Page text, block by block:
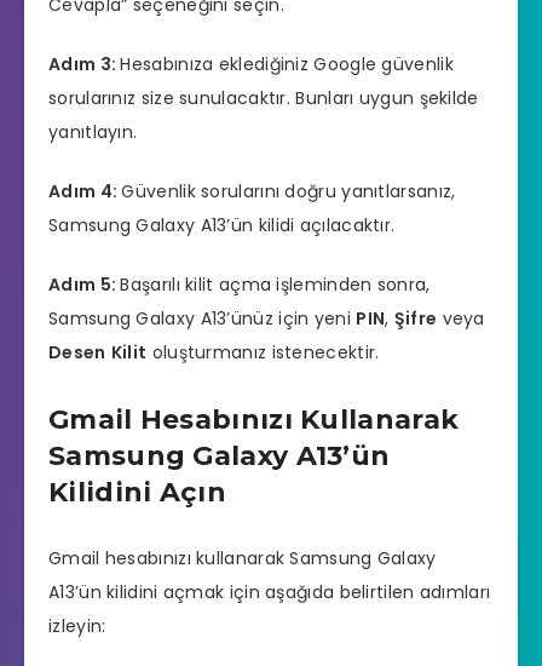
Cevapla” seçeneğini seçin.
Adım 3:Hesabınıza eklediğiniz Google güvenlik
sorularınız size sunulacaktır. Bunları uygun şekilde
yanıtlayın.
Adım 4:Güvenlik sorularını doğru yanıtlarsanız,
Samsung Galaxy A13’ün kilidi açılacaktır.
Adım 5:Başarılı kilit açma işleminden sonra,
Samsung Galaxy A13’ünüz için yeni PIN, Şifre veya
Desen Kilit oluşturmanız istenecektir.
Gmail Hesabınızı Kullanarak
Samsung Galaxy A13’ün
Kilidini Açın
Gmail hesabınızı kullanarak Samsung Galaxy
A13’ün kilidini açmak için aşağıda belirtilen adımları
izleyin: